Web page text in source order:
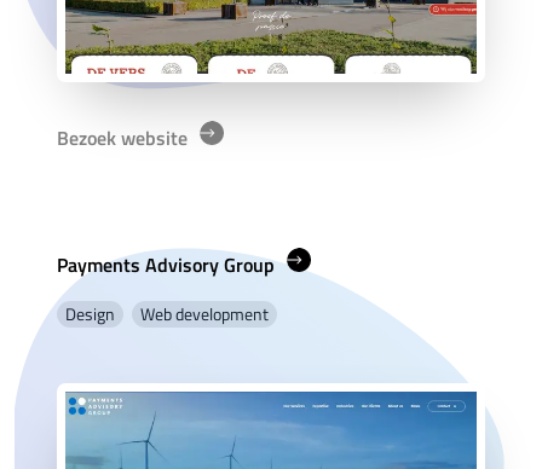
Bezoek website
Payments Advisory Group
Design Web development